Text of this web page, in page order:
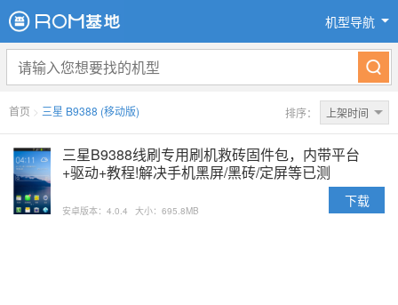
机型导航
首页 > 三星 B9388 (移动版) 排序： 上架时间
三星B9388线刷专用刷机救砖固件包，内带平台
+驱动+教程!解决手机黑屏/黑砖/定屏等已测
安卓版本：4.0.4 大小：695.8MB
下载